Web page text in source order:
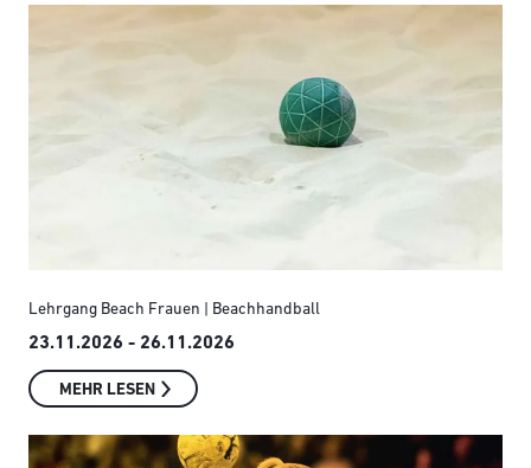
Lehrgang Beach Frauen | Beachhandball
23.11.2026 - 26.11.2026
MEHR LESEN